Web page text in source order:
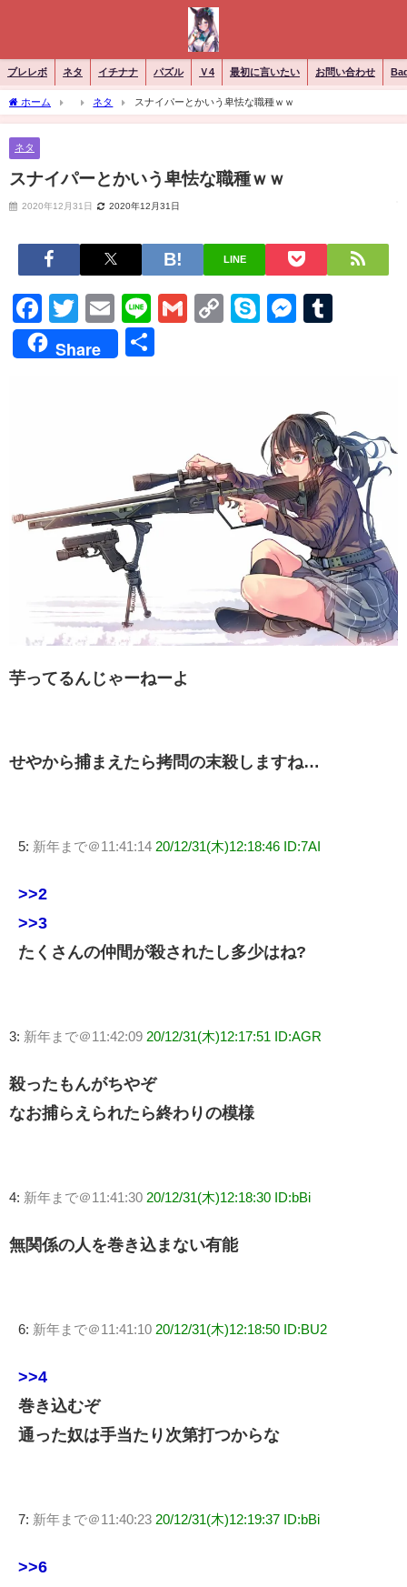
ブレレボ ネタ イチナナ パズル Ｖ4 最初に言いたい お問い合わせ
ホーム ネタ スナイパーとかいう卑怯な職種ｗｗ
ネタ
スナイパーとかいう卑怯な職種ｗｗ
2020年12月31日 2020年12月31日
LINE
Facebook
Twitter
EmailLineGmailCopySkype
Share
芋ってるんじゃーねーよ
せやから捕まえたら拷問の末殺しますね…
5: 新年まで＠11:41:14 20/12/31(木)12:18:46 ID:7AI
>>2
>>3
たくさんの仲間が殺されたし多少はね?
3: 新年まで＠11:42:09 20/12/31(木)12:17:51 ID:AGR
殺ったもんがちやぞ
なお捕らえられたら終わりの模様
4: 新年まで＠11:41:30 20/12/31(木)12:18:30 ID:bBi
無関係の人を巻き込まない有能
6: 新年まで＠11:41:10 20/12/31(木)12:18:50 ID:BU2
>>4
巻き込むぞ
通った奴は手当たり次第打つからな
7: 新年まで＠11:40:23 20/12/31(木)12:19:37 ID:bBi
>>6